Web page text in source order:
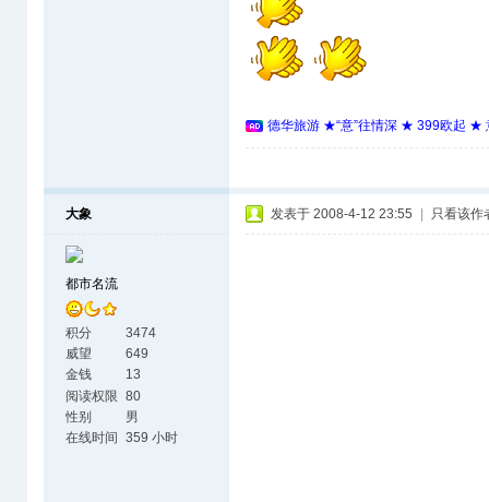
德华旅游 ★“意”往情深 ★ 399欧起 ★
大象
都市名流
积分
3474
威望
649
金钱
13
阅读权限 80
性别
男
在线时间
359 小时
发表于 2008-4-12 23:55 只看该作